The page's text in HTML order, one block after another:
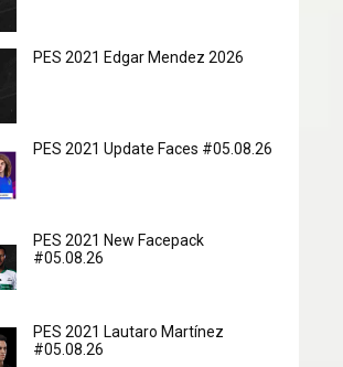
PES 2021 Edgar Mendez 2026
PES 2021 Update Faces #05.08.26
PES 2021 New Facepack
#05.08.26
PES 2021 Lautaro Martínez
#05.08.26